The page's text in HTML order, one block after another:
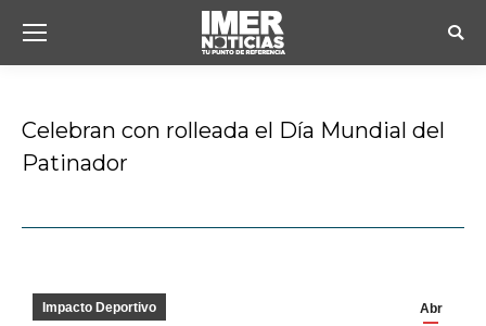
Celebran con rolleada el Día Mundial del
Patinador
Abr
Impacto Deportivo